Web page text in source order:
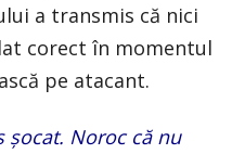
a transmis că nici
corect în momentul
pe atacant.
şocat. Noroc că nu